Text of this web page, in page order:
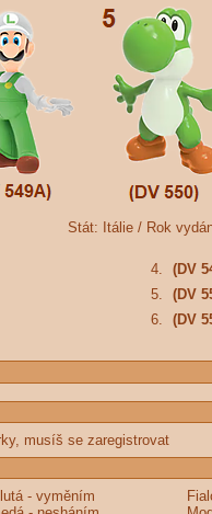
Stát: Itálie / Rok
4.
(DV
5.
(DV
6. (DV
musíš se zaregistrovat
- vyměním